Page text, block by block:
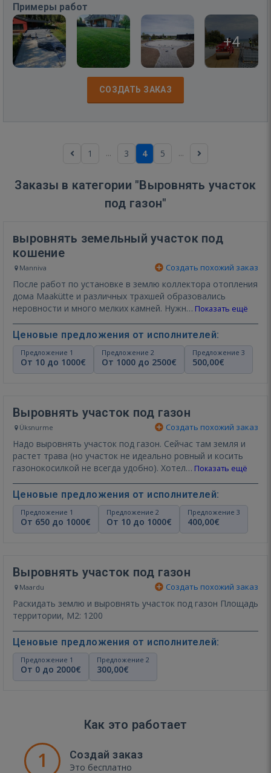
Примеры работ
+4
СОЗДАТЬ ЗАКАЗ
1 ... 3 4 5 ...
Заказы в категории "Выровнять участок
под газон"
выровнять земельный участок под
кошение
Manniva Создать похожий заказ
После работ по установке в землю коллектора отопления
дома Maakütte и различных трахшей образовались
неровности и много мелких камней. Нужн… Показать ещё
Ценовые предложения от исполнителей:
Предложение 1
От 10 до 1000€
Предложение 2
От 1000 до 2500€
Предложение 3
500,00€
Выровнять участок под газон
Üksnurme Создать похожий заказ
Надо выровнять участок под газон. Сейчас там земля и
растет трава (но участок не идеально ровный и косить
газонокосилкой не всегда удобно). Хотел… Показать ещё
Ценовые предложения от исполнителей:
Предложение 1
От 650 до 1000€
Предложение 2
От 10 до 1000€
Предложение 3
400,00€
Выровнять участок под газон
Maardu Создать похожий заказ
Раскидать землю и выровнять участок под газон Площадь
территории, М2: 1200
Ценовые предложения от исполнителей:
Предложение 1
От 0 до 2000€
Предложение 2
300,00€
Как это работает
1 Создай заказ
Это бесплатно